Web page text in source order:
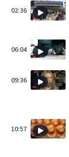
02:36
06:04
09:36
10:57